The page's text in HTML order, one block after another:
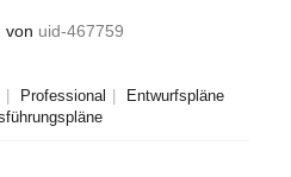
von uid-467759
Professional
Entwurfspläne